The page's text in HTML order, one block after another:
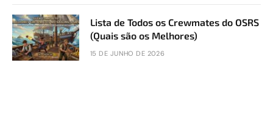
Lista de Todos os Crewmates do OSRS
(Quais são os Melhores)
15 DE JUNHO DE 2026